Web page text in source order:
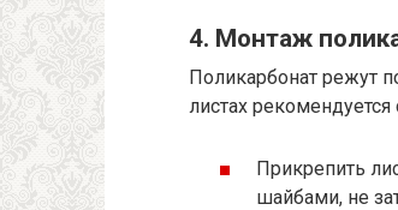
4. Монтаж
Поликарбонат режут
листах
Прикрепить
шайбами, не